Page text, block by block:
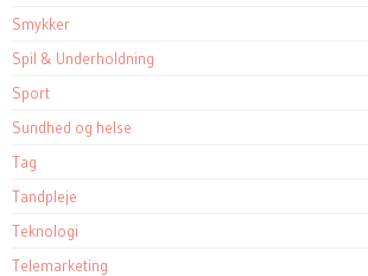
Smykker
Spil & Underholdning
Sport
Sundhed og helse
Tag
Tandpleje
Teknologi
Telemarketing